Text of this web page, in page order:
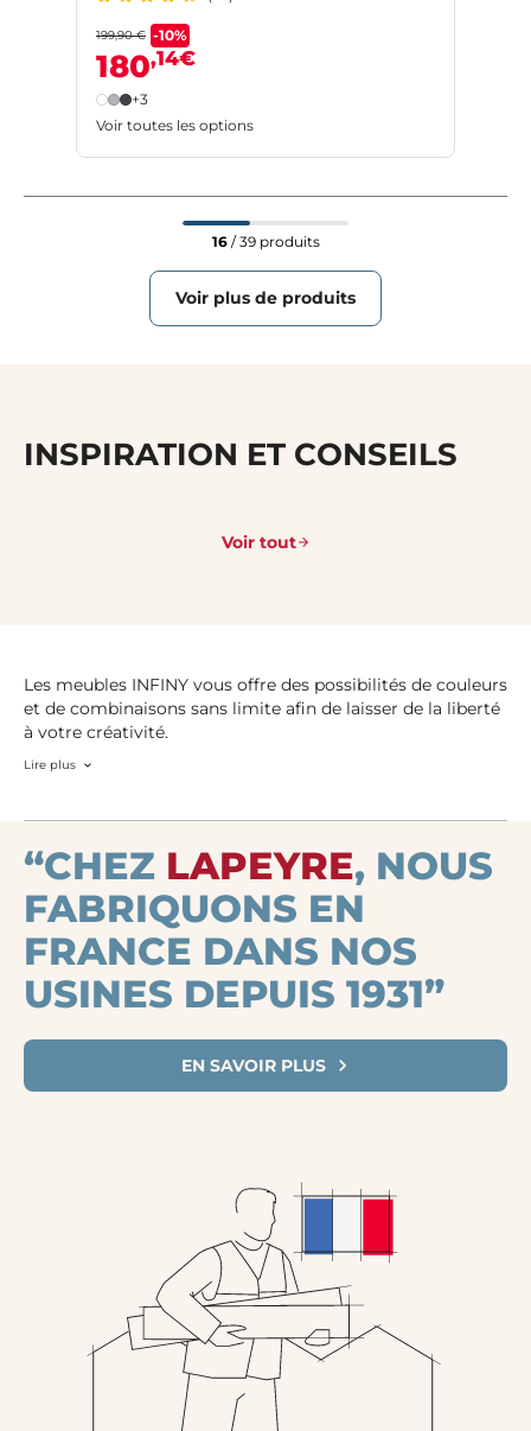
199,90 € -10%
180,14€
+3
Voir toutes les options
16/ 39 produits
Voir plus de produits
INSPIRATION ET CONSEILS
Voir tout
Les meubles INFINY vous offre des possibilités de couleurs
et de combinaisons sans limite afin de laisser de la liberté
à votre créativité.
Lire plus
“CHEZ LAPEYRE, NOUS
FABRIQUONS EN
FRANCE DANS NOS
USINES DEPUIS 1931”
EN SAVOIR PLUS